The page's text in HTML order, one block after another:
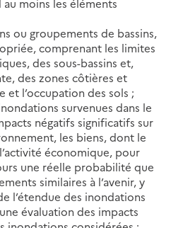
ou groupements de bassins,
comprenant les limites
des sous-bassins et,
des zones côtières et
l’occupation des sols ;
survenues dans le
négatifs significatifs sur
les biens, dont le
économique, pour
une réelle probabilité que
similaires à l’avenir, y
l’étendue des inondations
évaluation des impacts